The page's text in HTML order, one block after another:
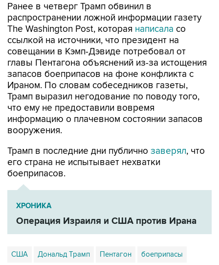
Ранее в четверг Трамп обвинил в
распространении ложной информации газету
The Washington Post, которая написала со
ссылкой на источники, что президент на
совещании в Кэмп-Дэвиде потребовал от
главы Пентагона объяснений из-за истощения
запасов боеприпасов на фоне конфликта с
Ираном. По словам собеседников газеты,
Трамп выразил негодование по поводу того,
что ему не предоставили вовремя
информацию о плачевном состоянии запасов
вооружения.
Трамп в последние дни публично заверял, что
его страна не испытывает нехватки
боеприпасов.
ХРОНИКА
Операция Израиля и США против Ирана
США Дональд Трамп Пентагон боеприпасы